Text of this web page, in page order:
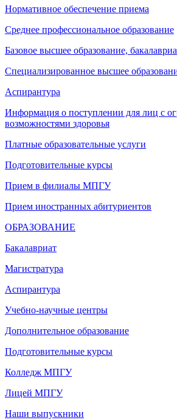
Нормативное обеспечение приема
Среднее профессиональное образование
Базовое высшее образование,
Специализированное высшее
Аспирантура
Информация о поступлении для лиц с
возможностями здоровья
Платные образовательные услуги
Подготовительные курсы
Прием в филиалы МПГУ
Прием иностранных абитуриентов
ОБРАЗОВАНИЕ
Бакалавриат
Магистратура
Аспирантура
Учебно-научные центры
Дополнительное образование
Подготовительные курсы
Колледж МПГУ
Лицей МПГУ
Наши выпускники